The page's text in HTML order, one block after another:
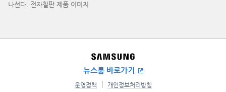
나선다. 전자칠판 제품 이미지
뉴스룸 바로가기
운영정책 개인정보처리방침